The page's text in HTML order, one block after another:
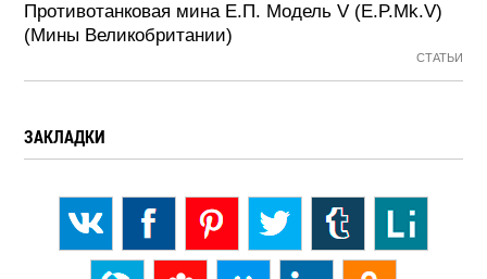
Противотанковая мина Е.П. Модель V (E.P.Mk.V)
(Мины Великобритании)
СТАТЬИ
ЗАКЛАДКИ